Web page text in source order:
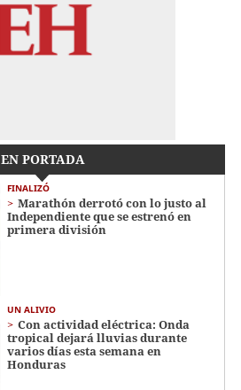
EN PORTADA
FINALIZÓ
Marathón derrotó con lo justo al
Independiente que se estrenó en
primera división
UN ALIVIO
Con actividad eléctrica: Onda
tropical dejará lluvias durante
varios días esta semana en
Honduras